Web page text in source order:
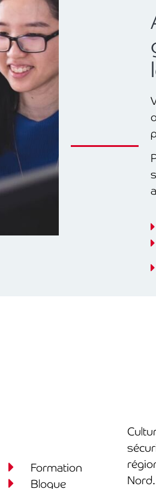
Formation
Blogue
Nord.